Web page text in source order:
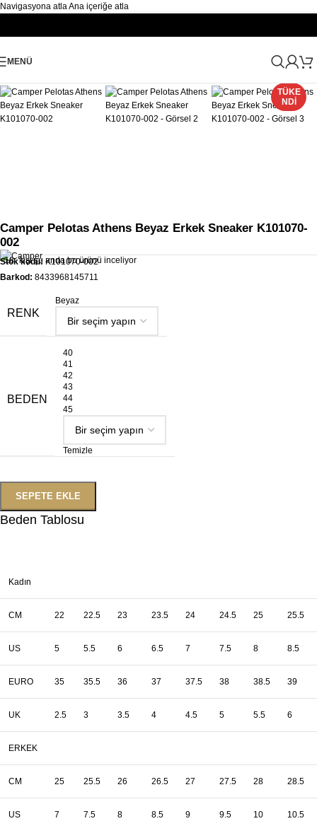
Navigasyona atlaAna içeriğe atla
MENÜ
Ana Sayfa
TÜKE
NDI
Camper Pelotas Athens Beyaz Erkek Sneaker K101070-
002
18 kişi şu anda bu ürünü inceliyor
Stok kodu: K101070-002
Barkod: 8433968145711
RENK
Beyaz
BEDEN
40
41
42
43
44
45
Temizle
SEPETE EKLE
Beden Tablosu
Kadın
CM 22 22.5 23 23.5 24 24.5 25 25.5
US 5 5.5 6 6.5 7 7.5 8 8.5
EURO 35 35.5 36 37 37.5 38 38.5 39
UK 2.5 3 3.5 4 4.5 5 5.5 6
ERKEK
CM 25 25.5 26 26.5 27 27.5 28 28.5
US 7 7.5 8 8.5 9 9.5 10 10.5